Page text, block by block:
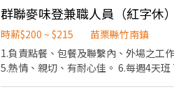
群聯麥味登兼職人員（紅字休）
時薪$200 ~ $215
苗栗縣竹南鎮
1.負責點餐、包餐及聯繫內、外場之工
5.熱情、親切、有耐心佳。 6.每週4天